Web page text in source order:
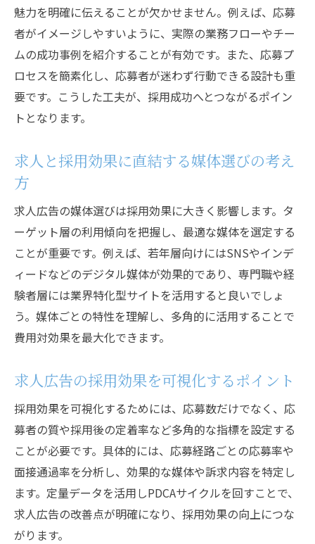
求人広告で採用成功へ導く戦略的アプローチ
求人広告で採用効果を最大化する戦略視点
効果的な求人戦略で採用成功を実現する流
れ
求人の採用効果を高めるターゲット設定方
法
説
ツ
求人採用効果を左右する戦略要素の最適化
効果的な求人方法を選ぶポイントを解説
求人広告の効果を左右する方法選びの基準
採用効果が高い求人方法を見極めるポイン
ト
効果的な求人方法で採用結果を変える秘訣
求人手法の違いが採用効果に与える影響と
は
採用効果を高める求人方法の最新トレンド
求人広告のメリットと活用アイデアの紹介
求人広告の採用効果を高めるメリット解説
効果的な求人活用アイデアで採用力アップ
魅力を明確に伝えることが欠かせません。例えば、応募
者がイメージしやすいように、実際の業務フローやチー
ムの成功事例を紹介することが有効です。また、応募プ
ロセスを簡素化し、応募者が迷わず行動できる設計も重
要です。こうした工夫が、採用成功へとつながるポイン
トとなります。
求人と採用効果に直結する媒体選びの考え
方
求人広告の媒体選びは採用効果に大きく影響します。タ
ーゲット層の利用傾向を把握し、最適な媒体を選定する
ことが重要です。例えば、若年層向けにはSNSやインデ
ィードなどのデジタル媒体が効果的であり、専門職や経
験者層には業界特化型サイトを活用すると良いでしょ
う。媒体ごとの特性を理解し、多角的に活用することで
費用対効果を最大化できます。
求人広告の採用効果を可視化するポイント
採用効果を可視化するためには、応募数だけでなく、応
募者の質や採用後の定着率など多角的な指標を設定する
ことが必要です。具体的には、応募経路ごとの応募率や
面接通過率を分析し、効果的な媒体や訴求内容を特定し
ます。定量データを活用しPDCAサイクルを回すことで、
求人広告の改善点が明確になり、採用効果の向上につな
がります。